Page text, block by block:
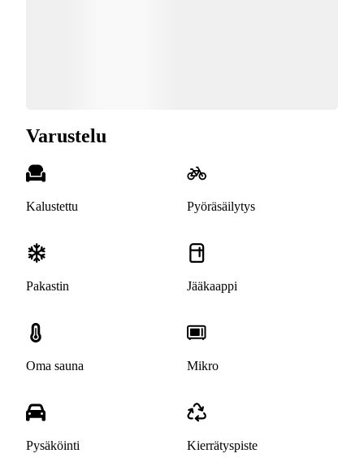
Varustelu
Kalustettu Pyöräsäilytys
Pakastin Jääkaappi
Oma sauna Mikro
Pysäköinti Kierrätyspiste